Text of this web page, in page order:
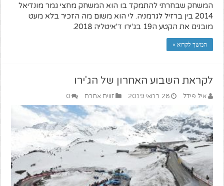
המשחק שבחרתי להתמקד בו הוא המשחק מחצי גמר מונדיאל
2014 בין ברזיל לגרמניה. לי הוא משום מה הזכיר בלא מעט
מובנים את הקטע ה19 בג'ירו ד'איטליה 2018.
המשך לקרוא »
לקראת השבוע האחרון של הג'ירו
איל פידל 28 במאי 2019 זווית אחרת 0